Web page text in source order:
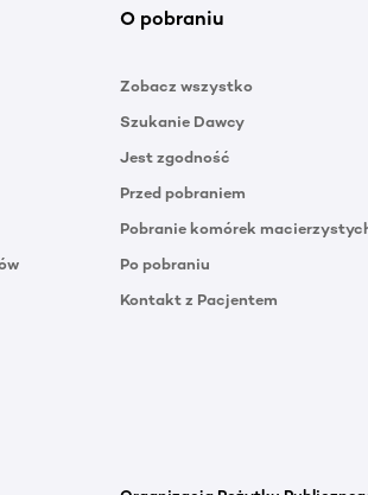
O pobraniu
Zobacz wszystko
Szukanie Dawcy
Jest zgodność
Przed pobraniem
Pobranie komórek
Po pobraniu
Kontakt z Pacjentem